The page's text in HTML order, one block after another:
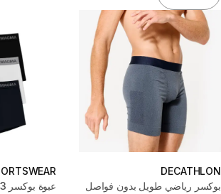
DECATHLON
بوكسر رياضي طويل بدون فواصل
عبوة بوكسر 3 قطع